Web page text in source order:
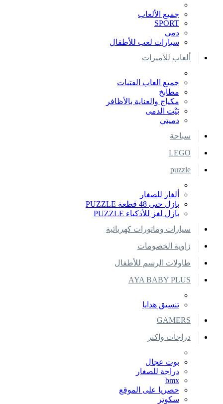
جميع الألعاب
SPORT
دمى
سيارات لعب للأطفال
ألعاب للأميرات
جميع العاب الفتيات
مطابخ
مكياج والعناية بالأظافر
بَيْت الدمى
دميتي
سباحة
LEGO
puzzle
ألغاز للصغار
بازل حتى 48 قطعة PUZZLE
بازل لغز للأذكياء PUZZLE
سيارات وماتورات كهربائية
زاوية الخصومات
طاولات الرسم للأطفال
AYA BABY PLUS
تنسيق هدايا
GAMERS
دراجات واكثر
بوت عجال
دراجة للصغار
bmx
حصريا على الموقع
سكوتر